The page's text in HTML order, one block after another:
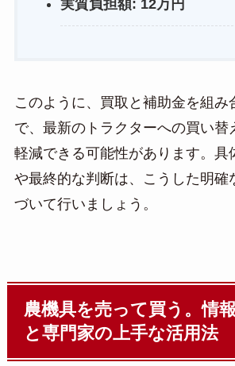
実質負担額: 12万円
このように、買取と補助金を組み
で、最新のトラクターへの買い替
軽減できる可能性があります。具
や最終的な判断は、こうした明確
づいて行いましょう。
農機具を売って買う。情
と専門家の上手な活用法